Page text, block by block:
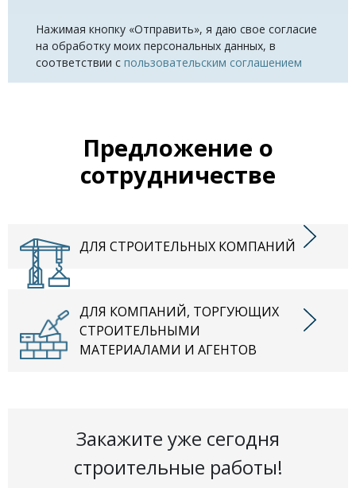
Нажимая кнопку «Отправить», я даю свое согласие
на обработку моих персональных данных, в
соответствии с пользовательским соглашением
Предложение о
сотрудничестве
ДЛЯ СТРОИТЕЛЬНЫХ КОМПАНИЙ
ДЛЯ КОМПАНИЙ, ТОРГУЮЩИХ
СТРОИТЕЛЬНЫМИ
МАТЕРИАЛАМИ И АГЕНТОВ
Закажите уже сегодня
строительные работы!